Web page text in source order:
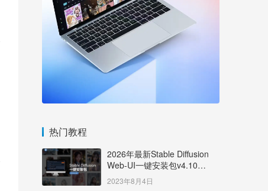
热门教程
2026年最新Stable Diffusion
Web-UI一键安装包v4.10
Windows版【支持50系显卡】
2023年8月4日